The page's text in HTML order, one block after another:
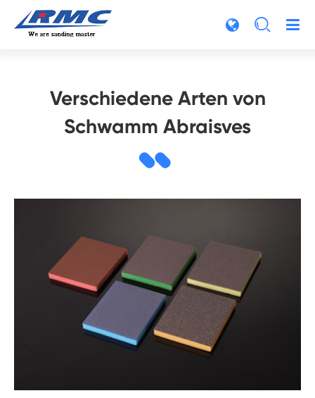

Verschiedene Arten von
Schwamm Abraisves